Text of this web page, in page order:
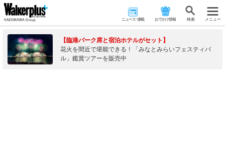
ニュース･連載 おでかけ情報 検 索 メニュー
【臨港パーク席と宿泊ホテルがセット】
花火を間近で堪能できる！「みなとみらいフェスティバ
ル」鑑賞ツアーを販売中